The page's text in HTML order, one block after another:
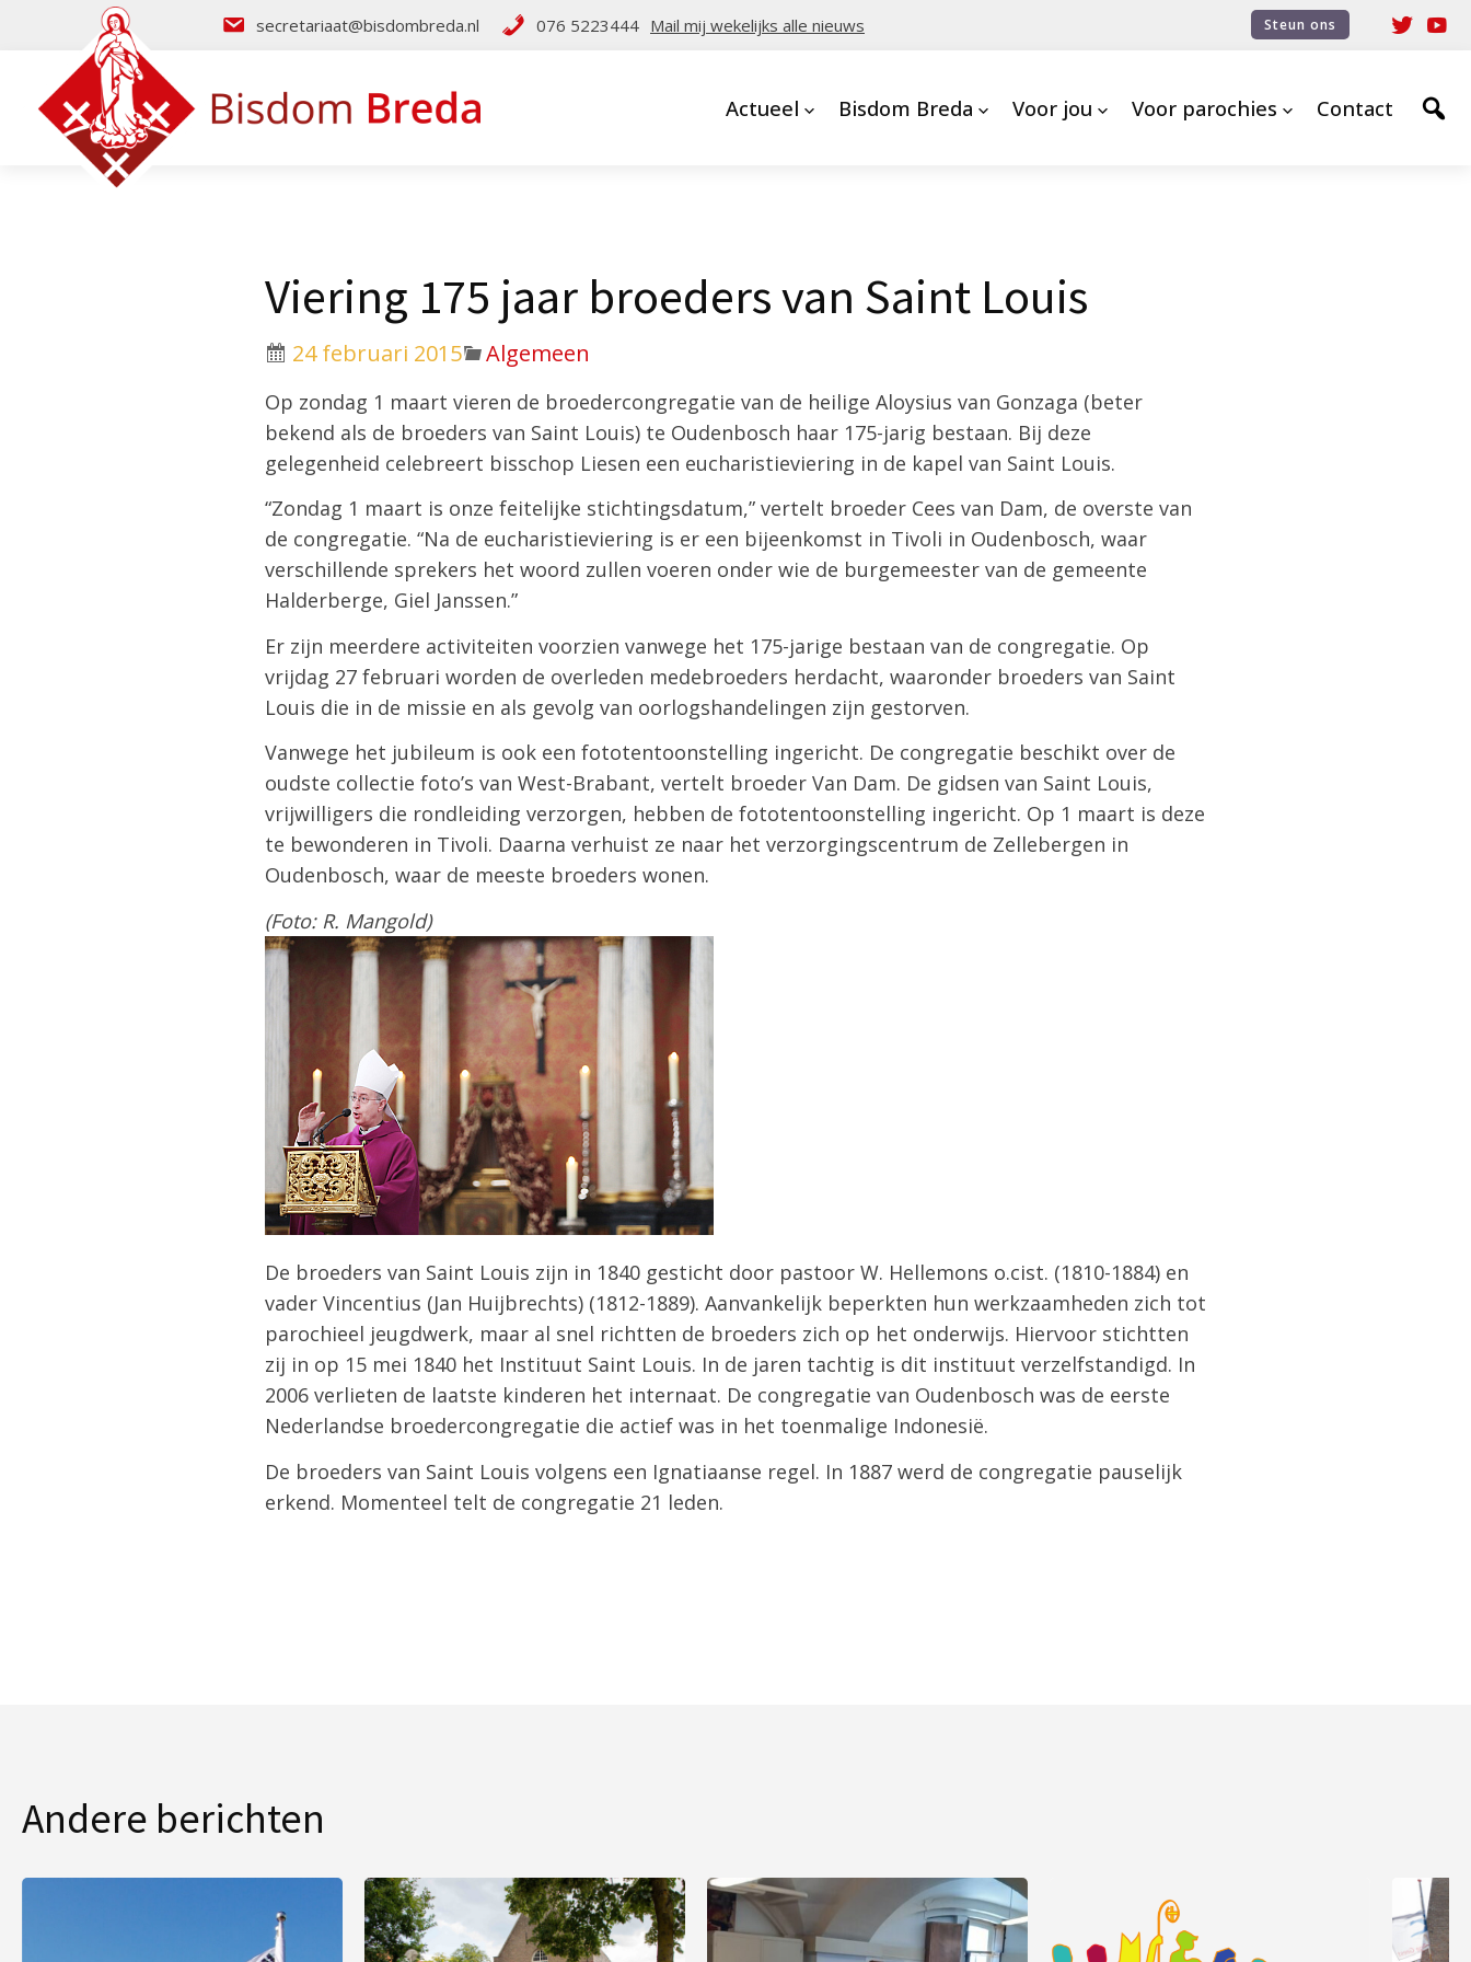
secretariaat@bisdombreda.nl 076 5223444 Mail mij wekelijks alle nieuws Steun ons
Actueel Bisdom Breda Voor jou Voor parochies Contact
Viering 175 jaar broeders van Saint Louis
24 februari 2015 Algemeen
Op zondag 1 maart vieren de broedercongregatie van de heilige Aloysius van Gonzaga (beter
bekend als de broeders van Saint Louis) te Oudenbosch haar 175-jarig bestaan. Bij deze
gelegenheid celebreert bisschop Liesen een eucharistieviering in de kapel van Saint Louis.
“Zondag 1 maart is onze feitelijke stichtingsdatum,” vertelt broeder Cees van Dam, de overste van
de congregatie. “Na de eucharistieviering is er een bijeenkomst in Tivoli in Oudenbosch, waar
verschillende sprekers het woord zullen voeren onder wie de burgemeester van de gemeente
Halderberge, Giel Janssen.”
Er zijn meerdere activiteiten voorzien vanwege het 175-jarige bestaan van de congregatie. Op
vrijdag 27 februari worden de overleden medebroeders herdacht, waaronder broeders van Saint
Louis die in de missie en als gevolg van oorlogshandelingen zijn gestorven.
Vanwege het jubileum is ook een fototentoonstelling ingericht. De congregatie beschikt over de
oudste collectie foto’s van West-Brabant, vertelt broeder Van Dam. De gidsen van Saint Louis,
vrijwilligers die rondleiding verzorgen, hebben de fototentoonstelling ingericht. Op 1 maart is deze
te bewonderen in Tivoli. Daarna verhuist ze naar het verzorgingscentrum de Zellebergen in
Oudenbosch, waar de meeste broeders wonen.
(Foto: R. Mangold)
De broeders van Saint Louis zijn in 1840 gesticht door pastoor W. Hellemons o.cist. (1810-1884) en
vader Vincentius (Jan Huijbrechts) (1812-1889). Aanvankelijk beperkten hun werkzaamheden zich tot
parochieel jeugdwerk, maar al snel richtten de broeders zich op het onderwijs. Hiervoor stichtten
zij in op 15 mei 1840 het Instituut Saint Louis. In de jaren tachtig is dit instituut verzelfstandigd. In
2006 verlieten de laatste kinderen het internaat. De congregatie van Oudenbosch was de eerste
Nederlandse broedercongregatie die actief was in het toenmalige Indonesië.
De broeders van Saint Louis volgens een Ignatiaanse regel. In 1887 werd de congregatie pauselijk
erkend. Momenteel telt de congregatie 21 leden.
Andere berichten